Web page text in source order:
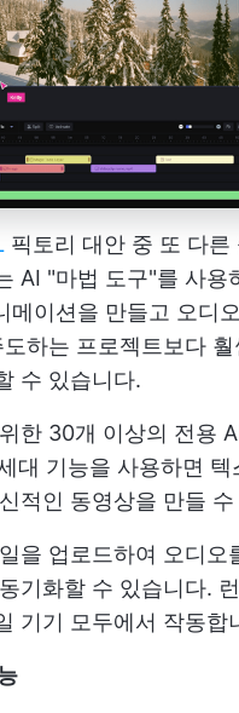
픽토리 대안 중 또 다른
AI "마법 도구"를 사용
메이션을 만들고 오디
하는 프로젝트보다
수 있습니다.
한 30개 이상의 전용
대 기능을 사용하면 텍
적인 동영상을 만들
을 업로드하여 오디오
기화할 수 있습니다.
기기 모두에서 작동합